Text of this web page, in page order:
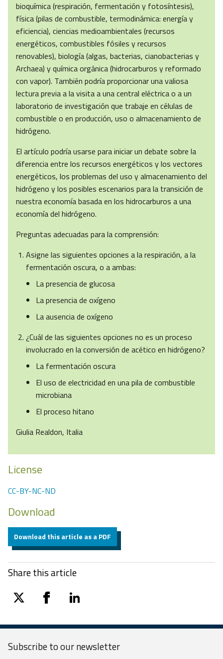
bioquímica (respiración, fermentación y fotosíntesis),
física (pilas de combustible, termodinámica: energía y
eficiencia), ciencias medioambientales (recursos
energéticos, combustibles fósiles y recursos
renovables), biología (algas, bacterias, cianobacterias y
Archaea) y química orgánica (hidrocarburos y reformado
con vapor). También podría proporcionar una valiosa
lectura previa a la visita a una central eléctrica o a un
laboratorio de investigación que trabaje en células de
combustible o en producción, uso o almacenamiento de
hidrógeno.
El artículo podría usarse para iniciar un debate sobre la
diferencia entre los recursos energéticos y los vectores
energéticos, los problemas del uso y almacenamiento del
hidrógeno y los posibles escenarios para la transición de
nuestra economía basada en los hidrocarburos a una
economía del hidrógeno.
Preguntas adecuadas para la comprensión:
Asigne las siguientes opciones a la respiración, a la
fermentación oscura, o a ambas:
La presencia de glucosa
La presencia de oxígeno
La ausencia de oxígeno
¿Cuál de las siguientes opciones no es un proceso
involucrado en la conversión de acético en hidrógeno?
La fermentación oscura
El uso de electricidad en una pila de combustible
microbiana
El proceso hitano
Giulia Realdon, Italia
License
CC-BY-NC-ND
Download
Download this article as a PDF
Share this article
twitter facebooklinkedin
Subscribe to ournewsletter